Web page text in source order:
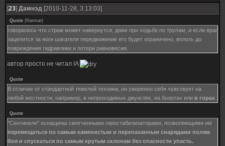
[23] Дамнэд [2010-11-28, 3:13:03]
Quote (Namtar)
говорилось что страж может навернутся, даже при ходьбе по трупам, и если враг
зацепится за ноги шагателя передвижение его будет ограничено, вплоть до
повреждения гидравлики и потери равновесия.
автор просто не читал IA
Quote
В отличие от стандартной тяжелой техники, он уверенно себя чувствует на
любой местности, например, в непроходимых джунглях, на болотах или в горах
Quote
"Сентинели" оснащены смягченными гиростабилизаторами, позволяющими им
перемещаться по самым каменистым и перепаханным снарядами полям
боя и спускаться по самым крутым склонам без опасности упасть.